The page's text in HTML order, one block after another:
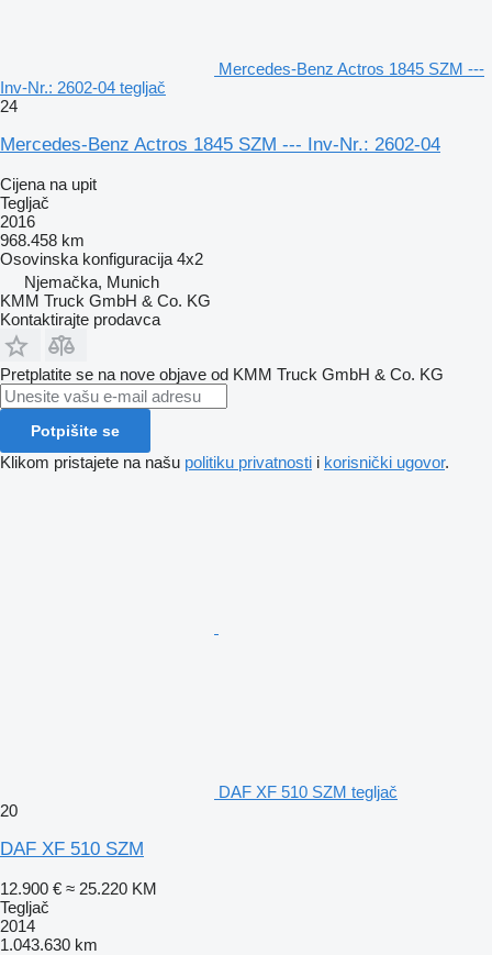
Mercedes-Benz Actros 1845 SZM ---
Inv-Nr.: 2602-04 tegljač
24
Mercedes-Benz Actros 1845 SZM --- Inv-Nr.: 2602-04
Cijena na upit
Tegljač
2016
968.458 km
Osovinska konfiguracija 4x2
Njemačka, Munich
KMM Truck GmbH & Co. KG
Kontaktirajte prodavca
Pretplatite se na nove objave od KMM Truck GmbH & Co. KG
Potpišite se
Klikom pristajete na našu politiku privatnosti i korisnički ugovor.
DAF XF 510 SZM tegljač
20
DAF XF 510 SZM
12.900 € ≈ 25.220 KM
Tegljač
2014
1.043.630 km